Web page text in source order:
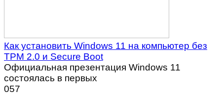
Как установить Windows 11 на компьютер без
TPM 2.0 и Secure Boot
Официальная презентация Windows 11
состоялась в первых
057